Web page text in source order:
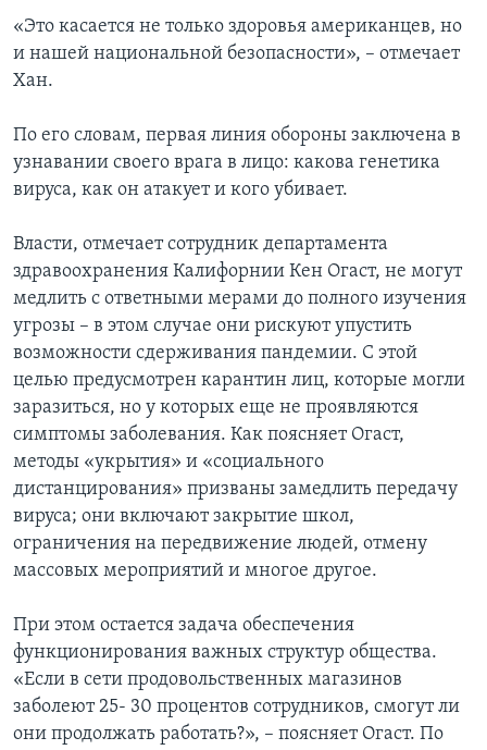
«Это касается не только здоровья американцев, но
и нашей национальной безопасности», – отмечает
Хан.
По его словам, первая линия обороны заключена в
узнавании своего врага в лицо: какова генетика
вируса, как он атакует и кого убивает.
Власти, отмечает сотрудник департамента
здравоохранения Калифорнии Кен Огаст, не могут
медлить с ответными мерами до полного изучения
угрозы – в этом случае они рискуют упустить
возможности сдерживания пандемии. С этой
целью предусмотрен карантин лиц, которые могли
заразиться, но у которых еще не проявляются
симптомы заболевания. Как поясняет Огаст,
методы «укрытия» и «социального
дистанцирования» призваны замедлить передачу
вируса; они включают закрытие школ,
ограничения на передвижение людей, отмену
массовых мероприятий и многое другое.
При этом остается задача обеспечения
функционирования важных структур общества.
«Если в сети продовольственных магазинов
заболеют 25- 30 процентов сотрудников, смогут ли
они продолжать работать?», – поясняет Огаст. По